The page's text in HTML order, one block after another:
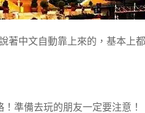
著中文自動靠上來的，基本上
準備去玩的朋友一定要注意！